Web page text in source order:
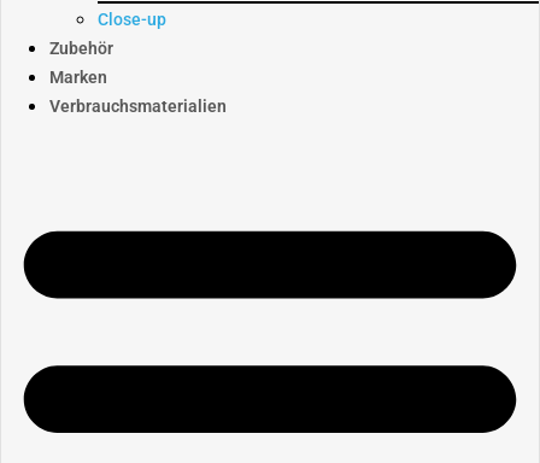
Close-up
Zubehör
Marken
Verbrauchsmaterialien